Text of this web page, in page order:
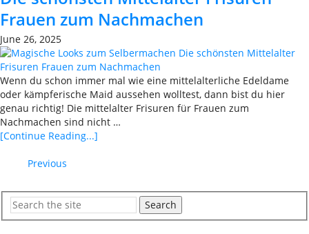
Frauen zum Nachmachen
June 26, 2025
Wenn du schon immer mal wie eine mittelalterliche Edeldame
oder kämpferische Maid aussehen wolltest, dann bist du hier
genau richtig! Die mittelalter Frisuren für Frauen zum
Nachmachen sind nicht …
[Continue Reading...]
Previous
Search